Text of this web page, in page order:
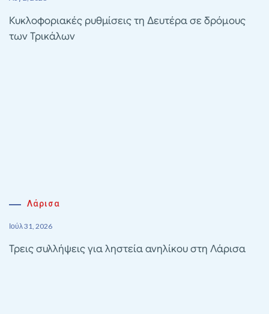
Κυκλοφοριακές ρυθμίσεις τη Δευτέρα σε δρόμους
των Τρικάλων
Λάρισα
Ιούλ 31, 2026
Τρεις συλλήψεις για ληστεία ανηλίκου στη Λάρισα